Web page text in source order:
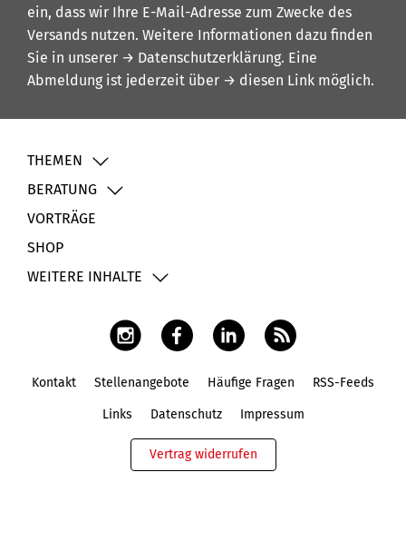
ein, dass wir Ihre E-Mail-Adresse zum Zwecke des
Versands nutzen. Weitere Informationen dazu finden
Sie in unserer → Datenschutzerklärung. Eine
Abmeldung ist jederzeit über → diesen Link möglich.
THEMEN
BERATUNG
VORTRÄGE
SHOP
WEITERE INHALTE
Kontakt Stellenangebote Häufige Fragen RSS-Feeds
Links Datenschutz Impressum
Vertrag widerrufen